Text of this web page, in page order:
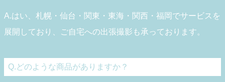
A.はい、札幌・仙台・関東・東海・関西・福岡でサービスを
展開しており、ご自宅への出張撮影も承っております。
Q.どのような商品がありますか？